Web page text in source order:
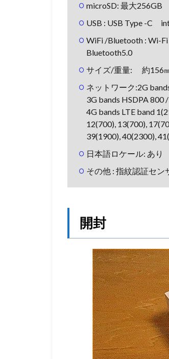
microSD: 最大256GB
USB : USB Type -C
WiFi /Bluetooth : Wi-Fi
Bluetooth5.0
サイズ/重量: 約156
ネットワーク:2G
3G bands HSDPA 800
4G bands LTE band
12(700), 13(700),
39(1900), 40(2300),
日本語ロケール: あり
その他 : 指紋認証セン
開封